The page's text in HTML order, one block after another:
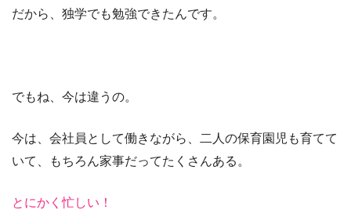
だから、独学でも勉強できたんです。
でもね、今は違うの。
今は、会社員として働きながら、二人の保育園児も育てて
いて、もちろん家事だってたくさんある。
とにかく忙しい！